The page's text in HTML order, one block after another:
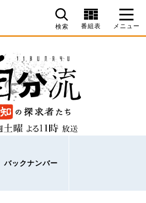
検索 番組表 メニュー
バックナンバー